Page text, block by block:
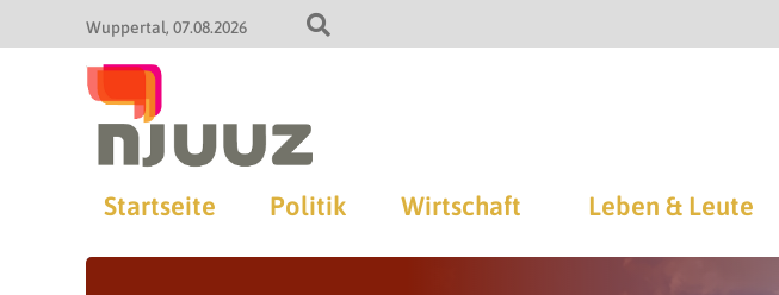
Wuppertal 07.08.2026
Startseite Politik Wirtschaft Leben & Leute